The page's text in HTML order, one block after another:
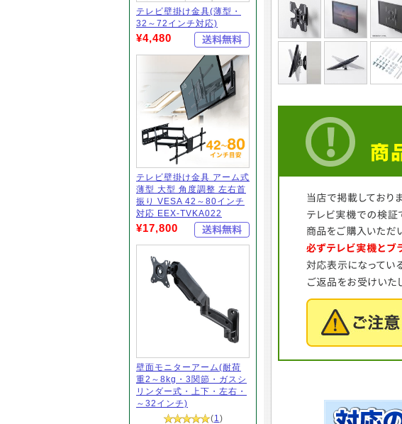
テレビ壁掛け金具(薄型・
32～72インチ対応)
¥4,480
テレビ壁掛け金具 アーム式
薄型 大型 角度調整 左右首
振り VESA 42～80インチ
対応 EEX-TVKA022
¥17,800
壁面モニターアーム(耐荷
重2～8kg・3関節・ガスシ
リンダー式・上下・左右・
～32インチ)
(1 )